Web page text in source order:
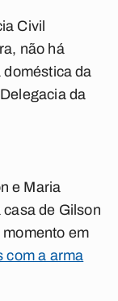
Civil
não há
doméstica da
da
e Maria
de Gilson
em
com a arma